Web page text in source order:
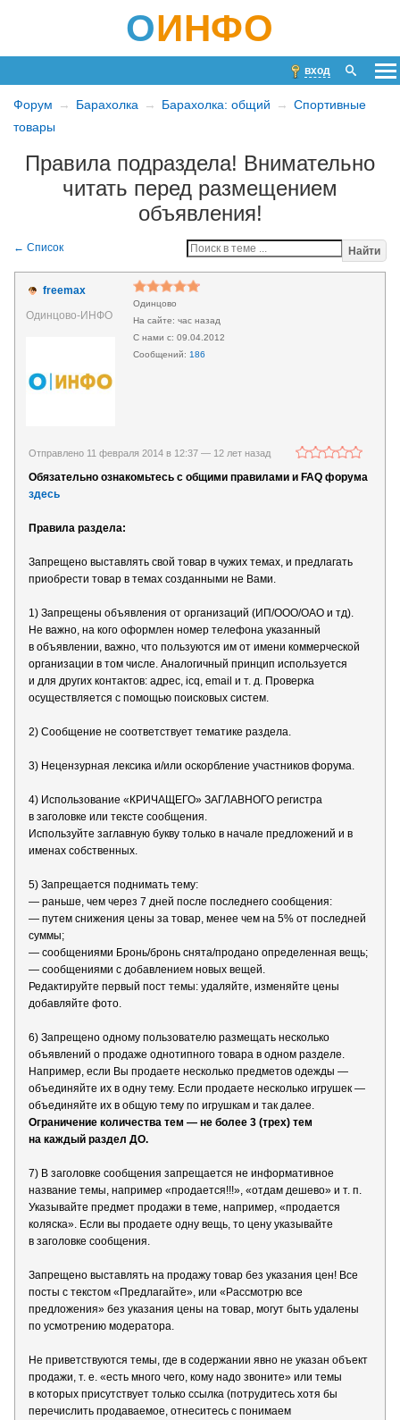
ОИНФО
вход
Форум Барахолка Барахолка: общий
Спортивные
товары
Правила подраздела! Внимательно
читать перед размещением
объявления!
Найти
freemax
Одинцово-ИНФО
Одинцово
час назад
09.04.2012
186
Отправлено 11 февраля 2014 в 12:37 — 12 лет назад
Обязательно ознакомьтесь с общими правилами и FAQ форума
здесь
Правила раздела:
Запрещено выставлять свой товар в чужих темах, и предлагать
приобрести товар в темах созданными не Вами.
1) Запрещены объявления от организаций (ИП/ООО/ОАО и тд).
Не важно, на кого оформлен номер телефона указанный
в объявлении, важно, что пользуются им от имени коммерческой
организации в том числе. Аналогичный принцип используется
и для других контактов: адрес, icq, email и т. д. Проверка
осуществляется с помощью поисковых систем.
2) Сообщение не соответствует тематике раздела.
3) Нецензурная лексика и/или оскорбление участников форума.
4) Использование «КРИЧАЩЕГО» ЗАГЛАВНОГО регистра
в заголовке или тексте сообщения.
Используйте заглавную букву только в начале предложений и в
именах собственных.
5) Запрещается поднимать тему:
— раньше, чем через 7 дней после последнего сообщения:
— путем снижения цены за товар, менее чем на 5% от последней
суммы;
— сообщениями Бронь/бронь снята/продано определенная вещь;
— сообщениями с добавлением новых вещей.
Редактируйте первый пост темы: удаляйте, изменяйте цены
добавляйте фото.
6) Запрещено одному пользователю размещать несколько
объявлений о продаже однотипного товара в одном разделе.
Например, если Вы продаете несколько предметов одежды —
объединяйте их в одну тему. Если продаете несколько игрушек —
объединяйте их в общую тему по игрушкам и так далее.
Ограничение количества тем — не более 3 (трех) тем
на каждый раздел ДО.
7) В заголовке сообщения запрещается не информативное
название темы, например «продается!!!», «отдам дешево» и т. п.
Указывайте предмет продажи в теме, например, «продается
коляска». Если вы продаете одну вещь, то цену указывайте
в заголовке сообщения.
Запрещено выставлять на продажу товар без указания цен! Все
посты с текстом «Предлагайте», или «Рассмотрю все
предложения» без указания цены на товар, могут быть удалены
по усмотрению модератора.
Не приветствуются темы, где в содержании явно не указан объект
продажи, т. е. «есть много чего, кому надо звоните» или темы
в которых присутствует только ссылка (потрудитесь хотя бы
перечислить продаваемое, отнеситесь с понимаем